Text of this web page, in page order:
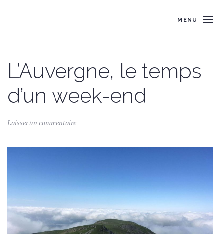
MENU
L’Auvergne, le temps
d’un week-end
Laisser un commentaire